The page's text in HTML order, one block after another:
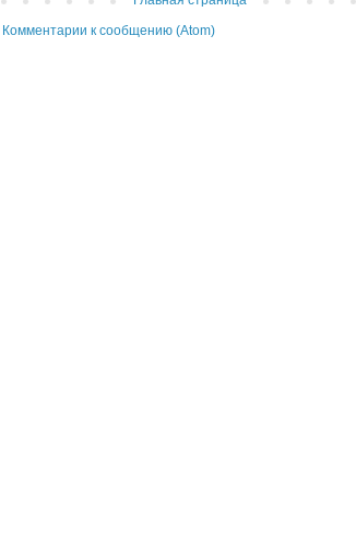
Комментарии к сообщению (Atom)